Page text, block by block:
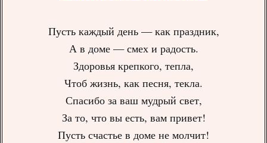
Пусть каждый день — как праздник,
А в доме — смех и радость.
Здоровья крепкого, тепла,
Чтоб жизнь, как песня, текла.
Спасибо за ваш мудрый свет,
За то, что вы есть, вам привет!
Пусть счастье в доме не молчит!